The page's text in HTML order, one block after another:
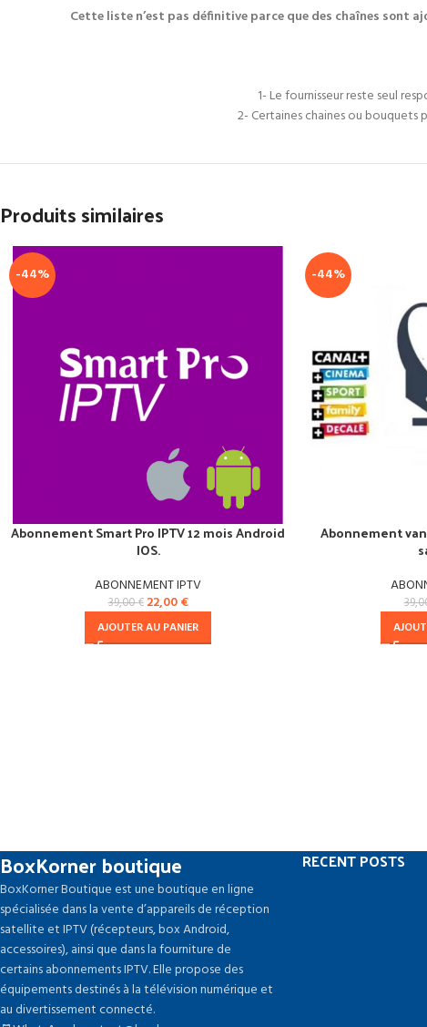
Cette liste n’est pas définitive parce que des chaînes sont
1- Le fournisseur reste seul
2- Certaines chaines ou
Produits similaires
-44%
Abonnement Smart Pro IPTV 12 mois Android
IOS.
ABONNEMENT IPTV
39,00€ 22,00€
AJOUTER AU PANIER
-44%
Abonnement
BoxKorner boutique
BoxKorner Boutique est une boutique en ligne
spécialisée dans la vente d’appareils de réception
satellite et IPTV (récepteurs, box Android,
accessoires), ainsi que dans la fourniture de
certains abonnements IPTV. Elle propose des
équipements destinés à la télévision numérique et
au divertissement connecté.
RECENT POSTS